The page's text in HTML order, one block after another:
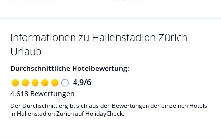
Informationen zu Hallenstadion Zürich
Urlaub
Durchschnittliche Hotelbewertung:
4,9/6
4.618 Bewertungen
Der Durchschnitt ergibt sich aus den Bewertungen der einzelnen Hotels
in Hallenstadion Zürich auf HolidayCheck.